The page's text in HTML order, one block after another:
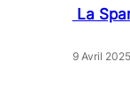
La
9 Avril 2025